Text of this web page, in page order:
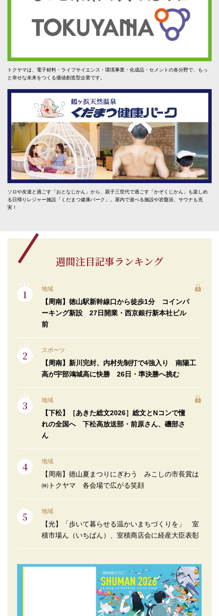
トクヤマは、電子材料・ライフサイエンス・環境事業・化成品・セメントの各分野で、もっ
と幸せな未来をつくる価値創造型企業です。
ソロや友達と過ごす「おとなじかん」から、親子三世代で過ごす「かぞくじかん」も楽しめ
る日帰りレジャー施設「くだまつ健康パーク」。屋内で遊べる施設や岩盤浴、サウナも充
実！
週間注目記事ランキング
地域
【周南】徳山駅新幹線口から徒歩1分 コインパ
ーキング新設 27日開業・西京銀行新本社ビル
前
スポーツ
【周南】新川完封、内村先制打で4強入り 南陽工
高が宇部鴻城高に快勝 26日・準決勝へ挑む
地域
【下松】［あきた総文2026］総文とNコンで憧
れの全国へ 下松高放送部・前原さん、磯部さ
ん
地域
【周南】徳山夏まつりにぎわう みこしの市長賞は
㈱トクヤマ 各会場で広がる笑顔
地域
【光】「歩いて暮らせる温かいまちづくりを」 室
積市場ん（いちばん）、室積商店会に経産大臣表彰